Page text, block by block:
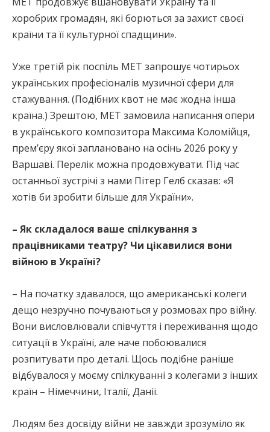
хоробрих громадян, які борються за захист своєї
країни та її культурної спадщини».
Уже третій рік поспіль МЕТ запрошує чотирьох
українських професіоналів музичної сфери для
стажування. (Подібних квот не має жодна інша
країна.) Зрештою, МЕТ замовила написання опери
в українського композитора Максима Коломійця,
премʼєру якої заплановано на осінь 2026 року у
Варшаві. Перелік можна продовжувати. Під час
останньої зустрічі з нами Пітер Гелб сказав: «Я
хотів би зробити більше для України».
– Як складалося ваше спілкування з
працівниками театру? Чи цікавилися вони
війною в Україні?
– На початку здавалося, що американські колеги
дещо незручно почуваються у розмовах про війну.
Вони висловлювали співчуття і переживання щодо
ситуації в Україні, але наче побоювалися
розпитувати про деталі. Щось подібне раніше
відбувалося у моєму спілкуванні з колегами з інших
країн – Німеччини, Італії, Данії.
Людям без досвіду війни не завжди зрозуміло як